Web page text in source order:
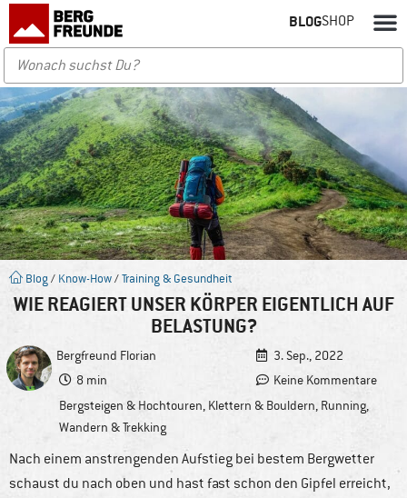
BLOGSHOP
Blog / Know-How/Training & Gesundheit
WIE REAGIERT UNSER KÖRPER EIGENTLICH AUF
BELASTUNG?
Bergfreund Florian
3. Sep., 2022
8 min
Keine Kommentare
Bergsteigen & Hochtouren, Klettern & Bouldern, Running,
Wandern & Trekking
Nach einem anstrengenden Aufstieg bei bestem Bergwetter
schaust du nach oben und hast fast schon den Gipfel erreicht,